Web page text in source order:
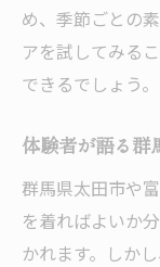
め、季節ごとの
アを試してみる
できるでしょう。
体験者が語る群
群馬県太田市や
を着ればよいか
かれます。しか